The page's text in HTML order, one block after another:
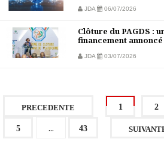
JDA 06/07/2026
Clôture du PAGDS :
financement annoncé
JDA 03/07/2026
PRECEDENTE 1 2
5 ... 43